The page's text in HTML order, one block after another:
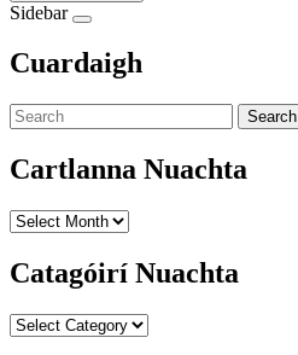
Sidebar
Cuardaigh
Search
Cartlanna Nuachta
Cartlanna
Catagóirí Nuachta
Catagóirí